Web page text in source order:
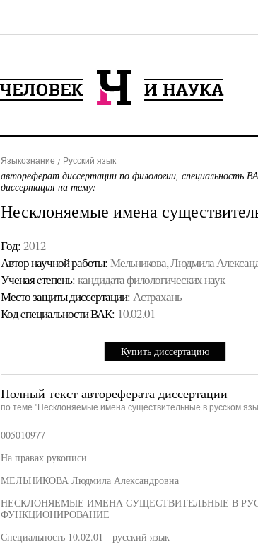
Языкознание Русский язык
автореферат диссертации по филологии, специальность
диссертация на тему:
Несклоняемые имена
Год: 2012
Автор научной работы: Мельникова, Людмила
Ученая cтепень: кандидата филологических наук
Место защиты диссертации: Астрахань
Код cпециальности ВАК: 10.02.01
Купить диссертацию
Полный текст автореферата диссертации
по теме "Несклоняемые имена существительные в русском
005010977
На правах рукописи
МЕЛЬНИКОВА Людмила Александровна
НЕСКЛОНЯЕМЫЕ ИМЕНА СУЩЕСТВИТЕЛЬНЫЕ В
ФУНКЦИОНИРОВАНИЕ
Специальность 10.02.01 - русский язык